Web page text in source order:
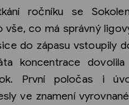
ročníku se
vše, co má správný
do zápasu vstoupily
koncentrace
První poločas i
ve znamení